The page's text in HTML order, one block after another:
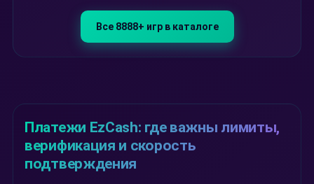
Все 8888+ игр в каталоге
Платежи EzCash: где важны лимиты,
верификация и скорость
подтверждения